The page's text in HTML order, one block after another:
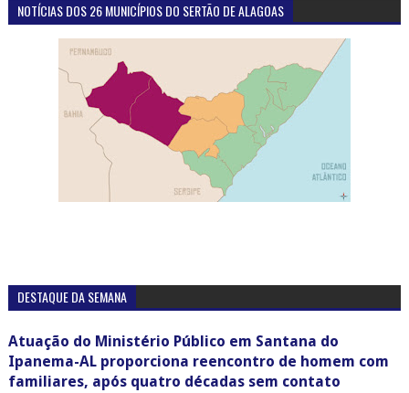
NOTÍCIAS DOS 26 MUNICÍPIOS DO SERTÃO DE ALAGOAS
DESTAQUE DA SEMANA
Atuação do Ministério Público em Santana do
Ipanema-AL proporciona reencontro de homem com
familiares, após quatro décadas sem contato